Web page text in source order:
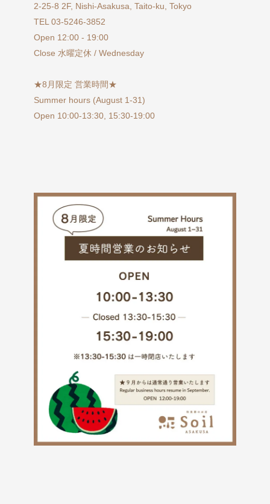
2-25-8 2F, Nishi-Asakusa, Taito-ku, Tokyo
TEL 03-5246-3852
Open 12:00 - 19:00
Close 水曜定休 / Wednesday
★8月限定 営業時間★
Summer hours (August 1-31)
Open 10:00-13:30, 15:30-19:00